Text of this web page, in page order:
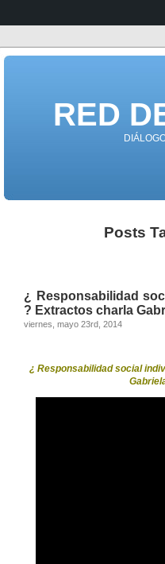
RED
Posts
¿ Responsabilidad
? Extractos charla
viernes, mayo 23rd, 2014
¿ Responsabilidad social